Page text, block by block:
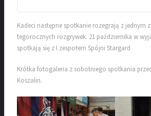
Kadeci następne spotkanie rozegrają z jednym
tegorocznych rozgrywek. 21 października w
spotkają się z I zespołem Spójni Stargard
Krótka fotogaleria z sobotniego spotkania
Koszalin.